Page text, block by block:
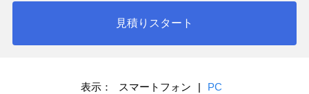
見積りスタート
表示： スマートフォン | PC